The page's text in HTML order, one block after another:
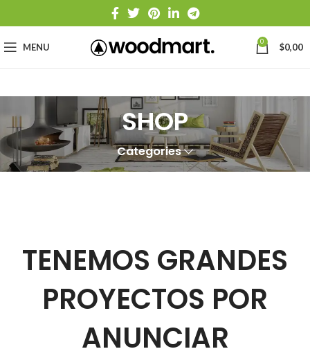
MENU 0 $0,00
SHOP
Categories
TENEMOS GRANDES
PROYECTOS POR
ANUNCIAR